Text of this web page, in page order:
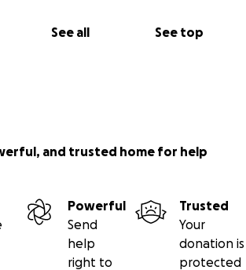
See all See top
and trusted home for help
Powerful
Send
help
right to
Trusted
Your
donation is
protected